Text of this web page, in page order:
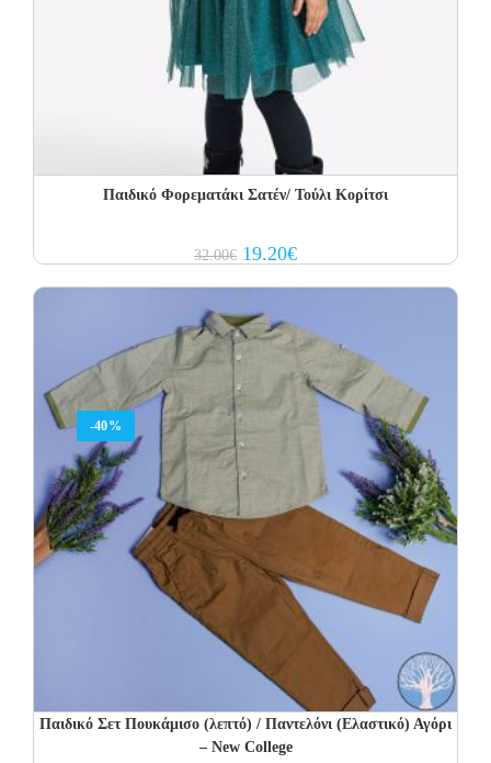
Παιδικό Φορεματάκι Σατέν/ Τούλι Κορίτσι
32.00€ Original
price
19.20€Current
price
-40%
Παιδικό Σετ Πουκάμισο (λεπτό) / Παντελόνι (Ελαστικό) Αγόρι
– New College